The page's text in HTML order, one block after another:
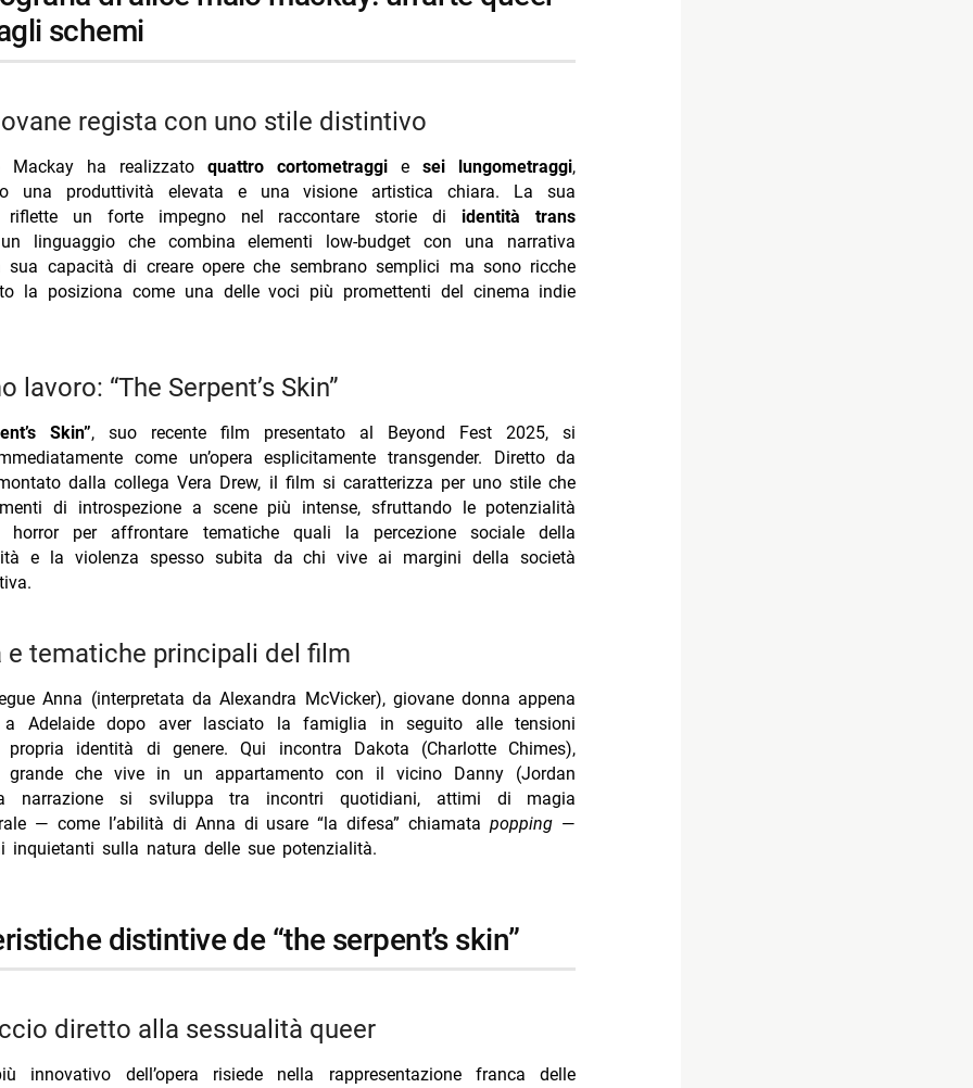
risposta
stasera La7 8 agosto trama cast
amichevole stasera Nove 21:30 differita
sarà il pubblico a decidere se aprirà un’attività: il nuovo video TikTok
agosto 2026 Tim Summer Hits batte L’Erede
schemi
regista con uno stile distintivo
Mackay ha realizzatoquattro cortometraggi esei lungometraggi,
una produttività elevata e una visione artistica chiara. La sua
riflette un forte impegno nel raccontare storie di identità trans
linguaggio che combina elementi low-budget con una narrativa
sua capacità di creare opere che sembrano semplici ma sono ricche
la posiziona come una delle voci più promettenti del cinema indie
lavoro: “The Serpent’s Skin”
Skin”, suo recente film presentato al Beyond Fest 2025, si
come un’opera esplicitamente transgender. Diretto da
dalla collega Vera Drew, il film si caratterizza per uno stile che
di introspezione a scene più intense, sfruttando le potenzialità
horror per affrontare tematiche quali la percezione sociale della
e la violenza spesso subita da chi vive ai margini della società
e tematiche principali del film
Anna (interpretata da Alexandra McVicker), giovane donna appena
a Adelaide dopo aver lasciato la famiglia in seguito alle tensioni
propria identità di genere. Qui incontra Dakota (Charlotte Chimes),
grande che vive in un appartamento con il vicino Danny (Jordan
narrazione si sviluppa tra incontri quotidiani, attimi di magia
— come l’abilità di Anna di usare “la difesa” chiamatapopping —
inquietanti sulla natura delle sue potenzialità.
distintive de “the serpent’s skin”
diretto alla sessualità queer
innovativo dell’opera risiede nella rappresentazione franca delle